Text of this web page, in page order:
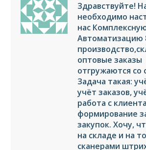
Здравствуйте!
необходимо
нас
Автоматизацию
оптовые заказы
отгружаются со
Задача такая:
учёт заказов,
работа с
формирование
закупок. Хочу,
на складе и на
сканерами